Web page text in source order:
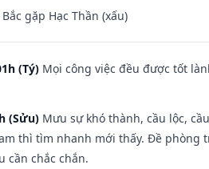
gặp Hạc Thần (xấu)
(Tý) Mọi công việc đều được tốt
(Sửu) Mưu sự khó thành, cầu lộc,
thì tìm nhanh mới thấy. Đề phòng
cần chắc chắn.